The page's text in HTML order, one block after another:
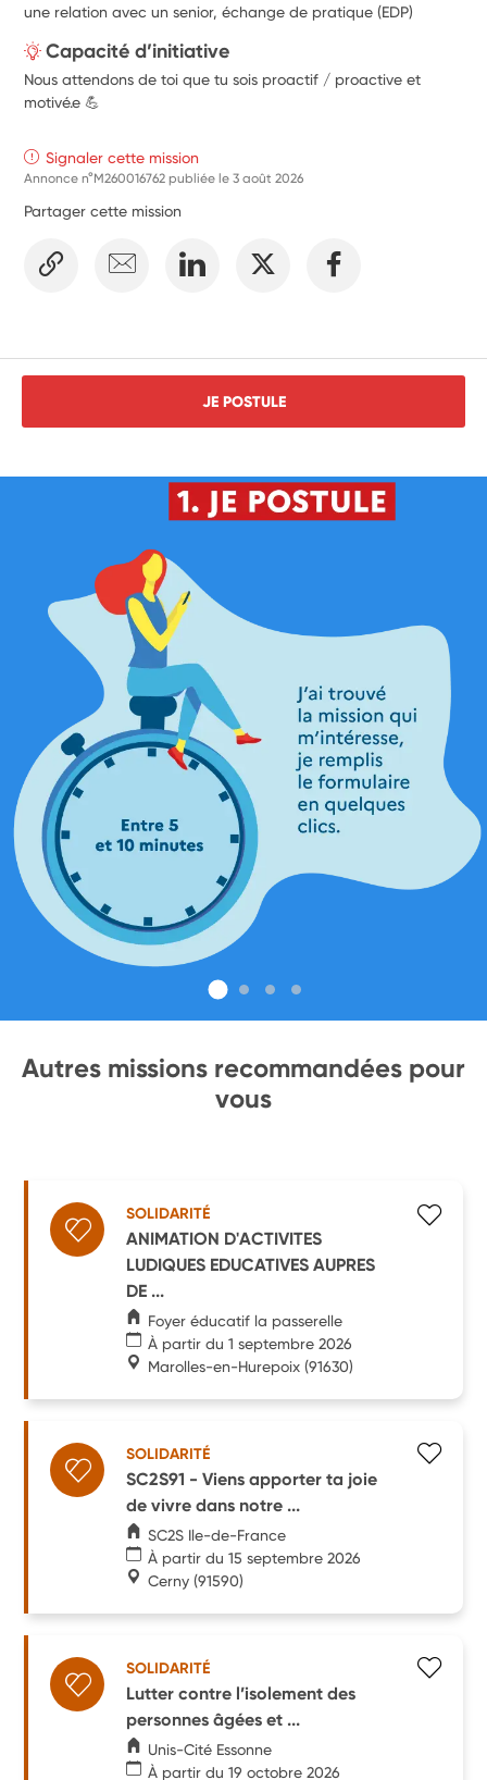
(skype, mails, ...) 🗣️💬
une relation avec un senior, échange de pratique (EDP)
Capacité d’initiative
Nous attendons de toi que tu sois proactif / proactive et
motivé.e 💪
Signaler cette mission
Annonce n°M260016762 publiée le3 août 2026
Partager cette mission
JE POSTULE
Autres missions recommandées pour
vous
SOLIDARITÉ
ANIMATION D'ACTIVITES
LUDIQUES EDUCATIVES AUPRES
DE ...
Foyer éducatif la passerelle
À partir du 1 septembre 2026
Marolles-en-Hurepoix (91630)
SOLIDARITÉ
SC2S91 - Viens apporter ta joie
de vivre dans notre ...
SC2S Ile-de-France
À partir du 15 septembre 2026
Cerny (91590)
SOLIDARITÉ
Lutter contre l’isolement des
personnes âgées et ...
Unis-Cité Essonne
À partir du 19 octobre 2026